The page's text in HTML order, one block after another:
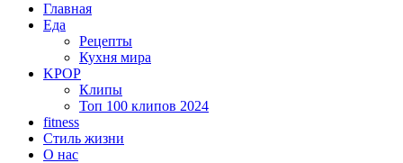
Главная
Еда
Рецепты
Кухня мира
KPOP
Клипы
Топ 100 клипов 2024
fitness
Стиль жизни
О нас